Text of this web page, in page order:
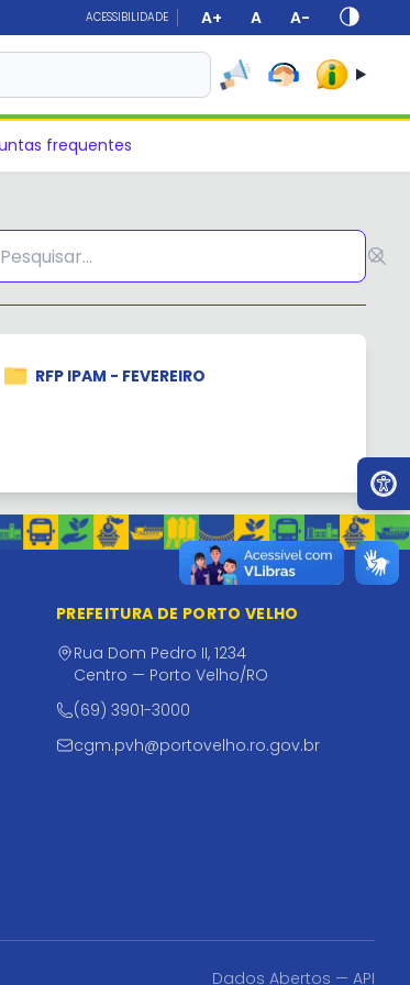
ACESSIBILIDADE A+ A A-
frequentes
RFP IPAM - FEVEREIRO
PREFEITURA DE PORTO VELHO
Rua Dom Pedro II, 1234
Centro — Porto Velho/RO
(69) 3901-3000
cgm.pvh@portovelho.ro.gov.br
Dados Abertos — API
Ir